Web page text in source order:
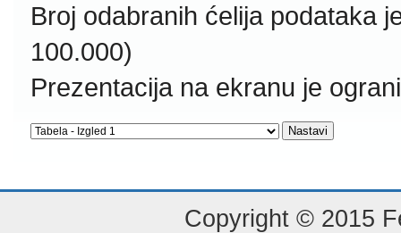
Broj odabranih ćelija podataka
100.000)
Prezentacija na ekranu je
Copyright © 2015